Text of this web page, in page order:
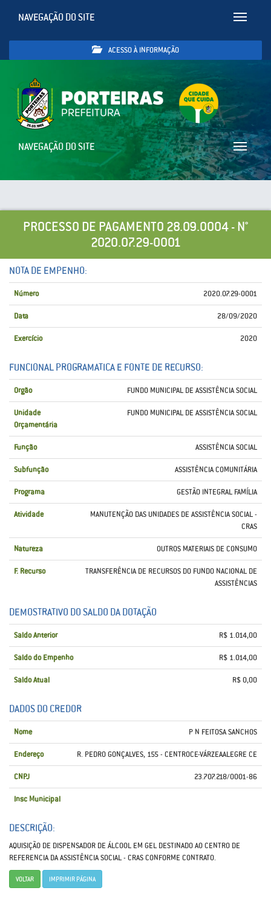
Toggle
NAVEGAÇÃO DO SITE
ACESSO À INFORMAÇÃO
Toggle
NAVEGAÇÃO DO SITE
PROCESSO DE PAGAMENTO 28.09.0004 - N°
2020.07.29-0001
NOTA DE EMPENHO:
Número 2020.07.29-0001
Data 28/09/2020
Exercício 2020
FUNCIONAL PROGRAMATICA E FONTE DE RECURSO:
Orgão FUNDO MUNICIPAL DE ASSISTÊNCIA SOCIAL
Unidade
Orçamentária
FUNDO MUNICIPAL DE ASSISTÊNCIA SOCIAL
Função ASSISTÊNCIA SOCIAL
Subfunção ASSISTÊNCIA COMUNITÁRIA
Programa GESTÃO INTEGRAL FAMÍLIA
Atividade
MANUTENÇÃO DAS UNIDADES DE ASSISTÊNCIA SOCIAL -
CRAS
Natureza OUTROS MATERIAIS DE CONSUMO
F. Recurso
TRANSFERÊNCIA DE RECURSOS DO FUNDO NACIONAL DE
ASSISTÊNCIAS
DEMOSTRATIVO DO SALDO DA DOTAÇÃO
Saldo Anterior R$ 1.014,00
Saldo do Empenho R$ 1.014,00
Saldo Atual R$ 0,00
DADOS DO CREDOR
Nome P N FEITOSA SANCHOS
Endereço R. PEDRO GONÇALVES, 155 - CENTROCE-VÁRZEAALEGRE CE
CNPJ 23.707.218/0001-86
Insc Municipal
DESCRIÇÃO:
AQUlSIÇÃO DE DISPENSADOR DE ÁLCOOL EM GEL DESTINADO AO CENTRO DE
REFERENCIA DA ASSISTÊNCIA SOCIAL - CRAS CONFORME CONTRATO.
VOLTAR IMPRIMIR PÁGINA